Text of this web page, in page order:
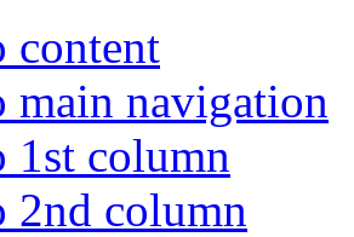
content
main navigation
1st column
2nd column